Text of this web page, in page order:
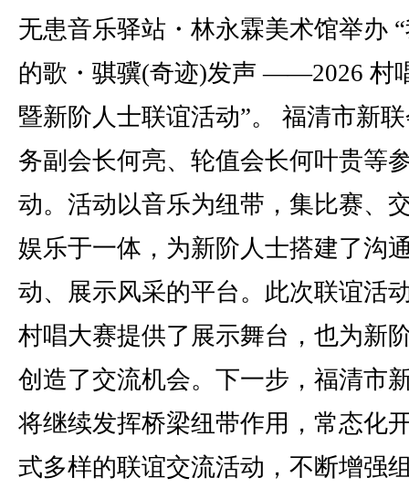
无患音乐驿站・林永霖美术馆举办
的歌・骐骥(奇迹)发声 ——2026 村
暨新阶人士联谊活动”。 福清市新
务副会长何亮、轮值会长何叶贵等
动。活动以音乐为纽带，集比赛、
娱乐于一体，为新阶人士搭建了沟
动、展示风采的平台。此次联谊活
村唱大赛提供了展示舞台，也为新
创造了交流机会。下一步，福清市
将继续发挥桥梁纽带作用，常态化
式多样的联谊交流活动，不断增强